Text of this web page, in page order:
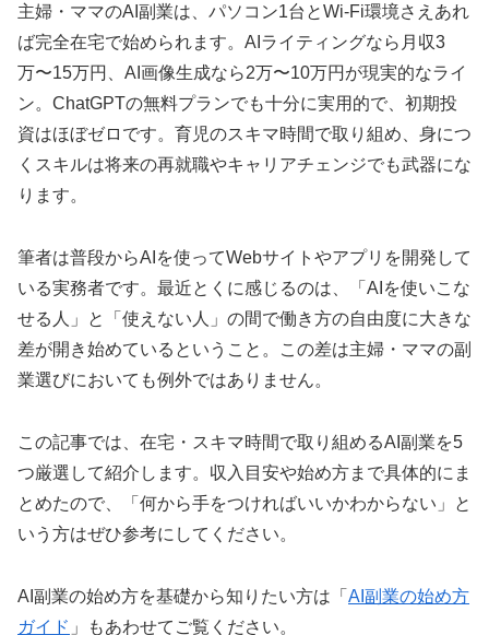
主婦・ママのAI副業は、パソコン1台とWi-Fi環境さえあれ
ば完全在宅で始められます。AIライティングなら月収3
万〜15万円、AI画像生成なら2万〜10万円が現実的なライ
ン。ChatGPTの無料プランでも十分に実用的で、初期投
資はほぼゼロです。育児のスキマ時間で取り組め、身につ
くスキルは将来の再就職やキャリアチェンジでも武器にな
ります。
筆者は普段からAIを使ってWebサイトやアプリを開発して
いる実務者です。最近とくに感じるのは、「AIを使いこな
せる人」と「使えない人」の間で働き方の自由度に大きな
差が開き始めているということ。この差は主婦・ママの副
業選びにおいても例外ではありません。
この記事では、在宅・スキマ時間で取り組めるAI副業を5
つ厳選して紹介します。収入目安や始め方まで具体的にま
とめたので、「何から手をつければいいかわからない」と
いう方はぜひ参考にしてください。
AI副業の始め方を基礎から知りたい方は「 AI副業の始め方
ガイド 」もあわせてご覧ください。